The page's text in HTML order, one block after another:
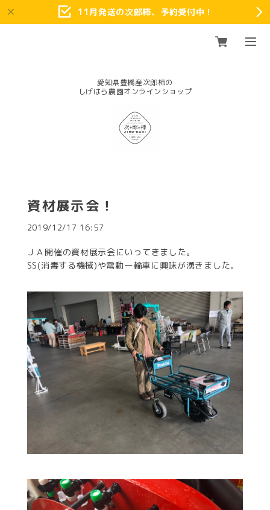
11月発送の次郎柿、予約受付中！
愛知県豊橋産次郎柿の
資材展示会！
2019/12/17 16:57
ＪＡ開催の資材展示会にいってきました。
SS(消毒する機械)や電動一輪車に興味が湧きました。